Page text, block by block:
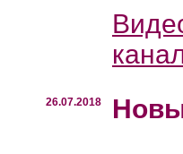
26.07.2018